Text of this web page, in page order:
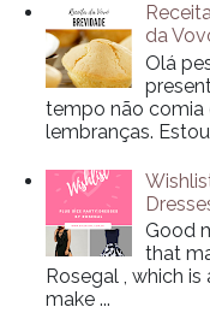
da
Olá
tempo não comia
lembranças.
Good
that
Rosegal , which
make ...